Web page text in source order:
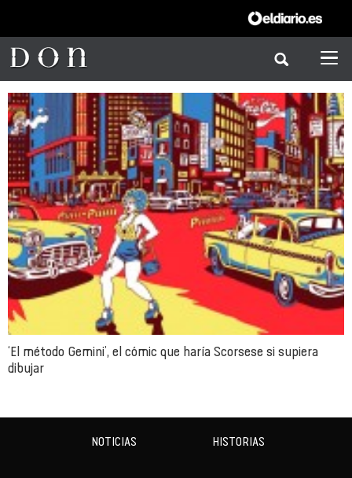
‘El método Gemini’, el cómic que haría Scorsese si supiera
dibujar
NOTICIAS HISTORIAS